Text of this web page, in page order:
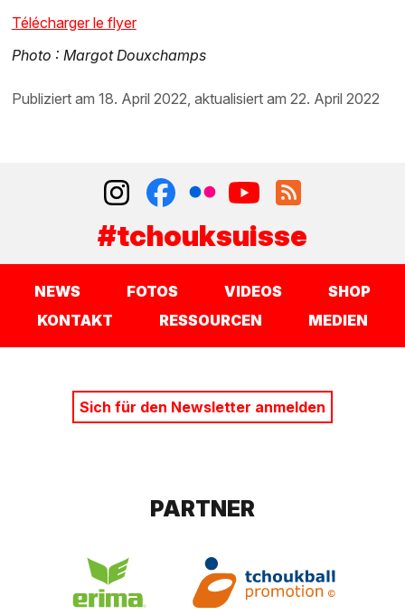
Télécharger le flyer
Photo : Margot Douxchamps
publiziert am 18. April 2022, aktualisiert am 22. April 2022
#tchouksuisse
NEWS FOTOS VIDEOS
SHOP
KONTAKT
RESSOURCEN MEDIEN
Sich für den Newsletter anmelden
PARTNER